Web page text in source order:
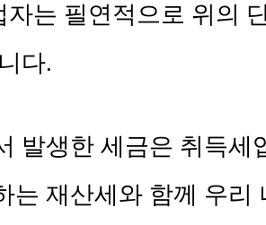
자는 필연적으로 위의
다.
발생한 세금은 취득세
는 재산세와 함께 우리